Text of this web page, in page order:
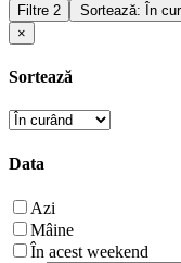
Filtre 2
Sortează: În
×
Sortează
Data
Azi
Mâine
În acest weekend